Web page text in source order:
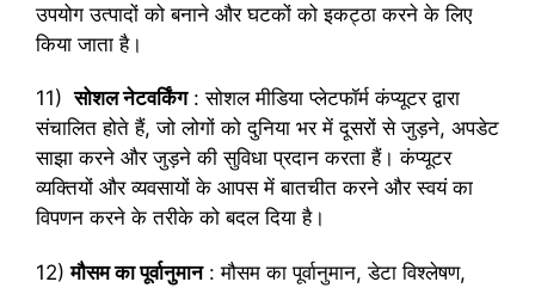
उपयोग उत्पादों को बनाने और घटकों को इकट्ठा करने के लिए
किया जाता है।
11)सोशल नेटवर्किंग: सोशल मीडिया प्लेटफॉर्म कंप्यूटर द्वारा
संचालित होते हैं, जो लोगों को दुनिया भर में दूसरों से जुड़ने, अपडेट
साझा करने और जुड़ने की सुविधा प्रदान करता हैं। कंप्यूटर
व्यक्तियों और व्यवसायों के आपस में बातचीत करने और स्वयं का
विपणन करने के तरीके को बदल दिया है।
12)मौसम का पूर्वानुमान: मौसम का पूर्वानुमान, डेटा विश्लेषण,